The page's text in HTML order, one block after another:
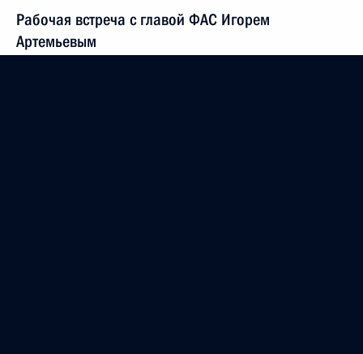
Рабочая встреча с главой ФАС Игорем
Артемьевым